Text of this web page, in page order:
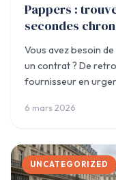
Pappers :
secondes
Vous avez besoin
un contrat ? De
fournisseur en
6 mars 2026
UNCATEGORIZED